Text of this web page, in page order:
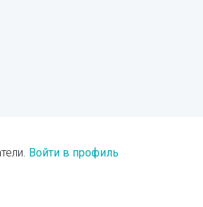
Войти в профиль